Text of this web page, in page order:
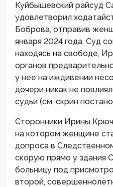
Куйбышевский райсуд
удовлетворил
Боброва, отправив
января 2024 года. Суд
находясь на свободе,
органов
у нее на иждивении
дочери никак не
судьи (см. скрин
Сторонники Ирины
на котором женщине
допроса в
скорую прямо у здания
больницу под
второй,